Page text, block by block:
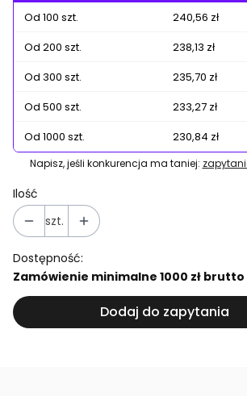
Od 100 szt.
240,56 zł
Od 200 szt.
238,13 zł
Od 300 szt.
235,70 zł
Od 500 szt.
233,27 zł
Od 1000 szt.
230,84 zł
Napisz, jeśli konkurencja ma taniej:
Ilość
szt.
Dostępność:
Zamówienie minimalne 1000 zł brutto
Dodaj do zapytania